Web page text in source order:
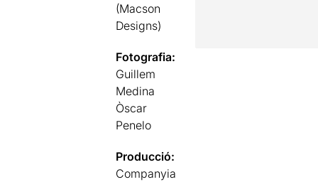
(Macson
Designs)
Fotografia:
Guillem
Medina
Òscar
Penelo
Producció:
Companyia